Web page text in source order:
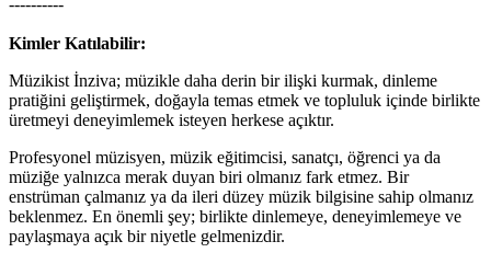
Kimler Katılabilir:
Müzikist İnziva; müzikle daha derin bir ilişki kurmak, dinleme
pratiğini geliştirmek, doğayla temas etmek ve topluluk içinde birlikte
üretmeyi deneyimlemek isteyen herkese açıktır.
Profesyonel müzisyen, müzik eğitimcisi, sanatçı, öğrenci ya da
müziğe yalnızca merak duyan biri olmanız fark etmez. Bir
enstrüman çalmanız ya da ileri düzey müzik bilgisine sahip olmanız
beklenmez. En önemli şey; birlikte dinlemeye, deneyimlemeye ve
paylaşmaya açık bir niyetle gelmenizdir.